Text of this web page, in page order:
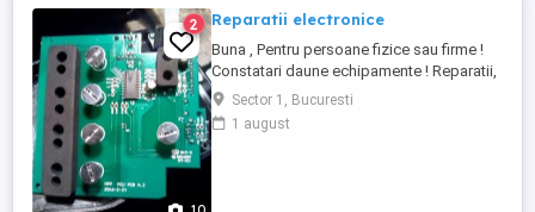
2 Reparatii electronice
Buna , Pentru persoane fizice sau firme !
Constatari daune echipamente ! Reparatii,
intretinere si vanzari tehnica de birou.
Masini de laminat ,indosariat distrus
documente,de legat, de taiat,de etichetat
Sector 1, Bucuresti
1 august